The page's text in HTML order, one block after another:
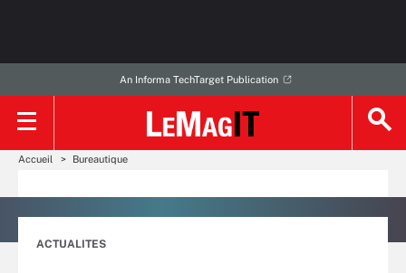
An Informa TechTarget Publication
Accueil Bureautique
ACTUALITES